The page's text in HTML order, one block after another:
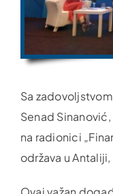
Sa
Senad
na radionici
održava u Antaliji,